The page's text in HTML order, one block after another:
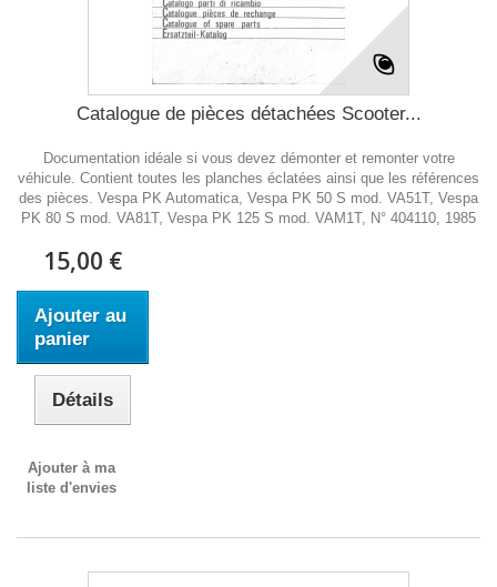
Catalogue de pièces détachées Scooter...
Documentation idéale si vous devez démonter et remonter votre
véhicule. Contient toutes les planches éclatées ainsi que les références
des pièces. Vespa PK Automatica, Vespa PK 50 S mod. VA51T, Vespa
PK 80 S mod. VA81T, Vespa PK 125 S mod. VAM1T, N° 404110, 1985
15,00 €
Ajouter au
panier
Détails
Ajouter à ma
liste d'envies